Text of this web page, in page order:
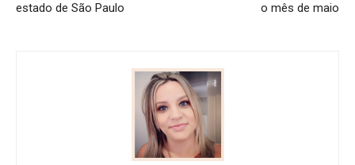
estado de São Paulo
o mês de maio